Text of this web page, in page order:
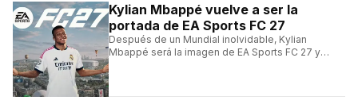
Kylian Mbappé vuelve a ser la
portada de EA Sports FC 27
Después de un Mundial inolvidable, Kylian
Mbappé será la imagen de EA Sports FC 27 y